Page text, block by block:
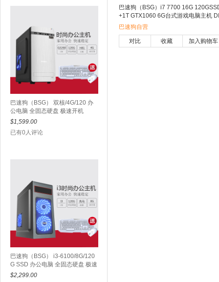
巴速狗（BSG） 双核/4G/120 办
公电脑 全固态硬盘 极速开机
$1,599.00
已有0人评论
巴速狗（BSG） i3-6100/8G/120
G SSD 办公电脑 全固态硬盘 极速
开机
$2,299.00
巴速狗（BSG）i7 7700 16G
+1T GTX1060 6G台式游戏电脑主机
组装机
巴速狗自营
对比 收藏 加入购物车